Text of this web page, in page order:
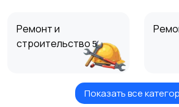
Ремонт и
строительство 5
Обучение и курсы4
Показать все